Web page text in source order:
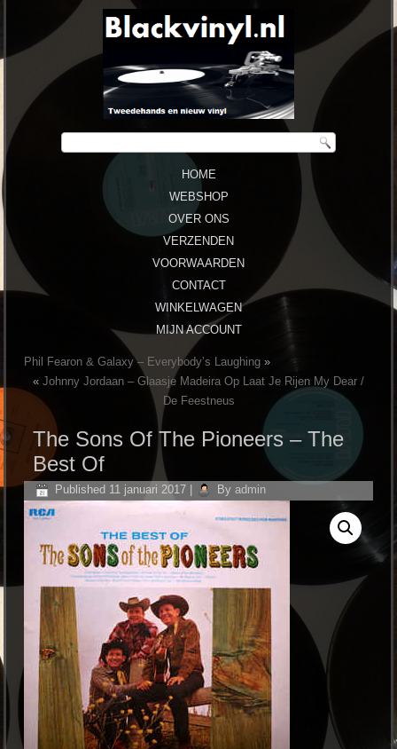
HOME
WEBSHOP
OVER ONS
VERZENDEN
VOORWAARDEN
CONTACT
WINKELWAGEN
MIJN ACCOUNT
Phil Fearon & Galaxy ‎– Everybody’s Laughing »
« Johnny Jordaan ‎– Glaasje Madeira Op Laat Je Rijen My Dear /
De Feestneus
The Sons Of The Pioneers ‎– The
Best Of
Published 11 januari 2017 By admin